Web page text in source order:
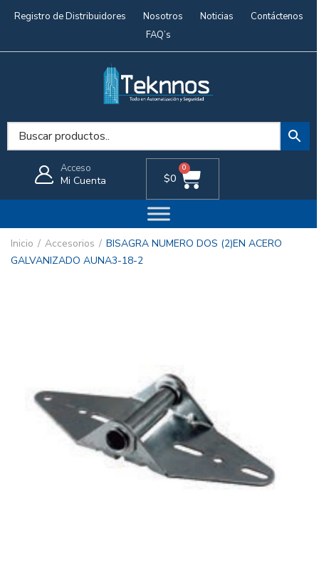
Registro de Distribuidores Nosotros Noticias
Contáctenos
FAQ’s
Acceso
Mi Cuenta $0
0
Inicio Accesorios
BISAGRA NUMERO DOS (2)EN ACERO
GALVANIZADO AUNA3-18-2